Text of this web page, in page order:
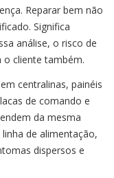
Reparar bem não
Significa
análise, o risco de
cliente também.
centralinas, painéis
de comando e
da mesma
de alimentação,
dispersos e